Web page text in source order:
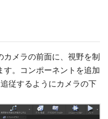
カメラの前面に、視野を制
す。コンポーネントを追加
従するようにカメラの下